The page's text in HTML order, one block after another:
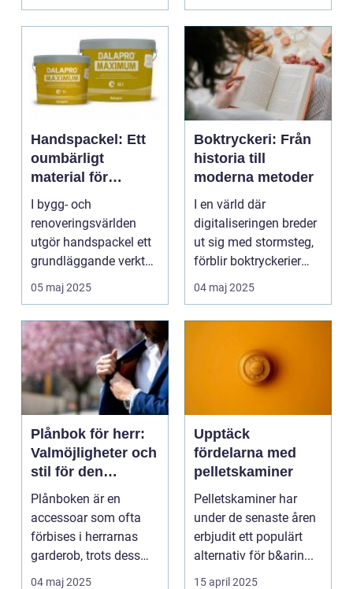
Handspackel: Ett
oumbärligt
material för
hantverkaren
I bygg- och
renoveringsvärlden
utgör handspackel ett
grundläggande verktyg
för a...
05 maj 2025
Boktryckeri: Från
historia till
moderna metoder
I en värld där
digitaliseringen breder
ut sig med stormsteg,
förblir boktryckerier
en...
04 maj 2025
Plånbok för herr:
Valmöjligheter och
stil för den
moderna mannen
Plånboken är en
accessoar som ofta
förbises i herrarnas
garderob, trots dess
betydel...
04 maj 2025
Upptäck
fördelarna med
pelletskaminer
Pelletskaminer har
under de senaste åren
erbjudit ett populärt
alternativ för b&arin...
15 april 2025